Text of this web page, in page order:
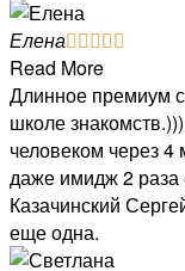
Елена    
Read More
Длинное премиум
школе
человеком через 4
даже имидж 2 раза
Казачинский
еще одна.